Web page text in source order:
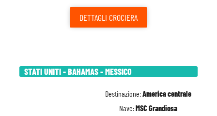
DETTAGLI CROCIERA
STATI UNITI - BAHAMAS - MESSICO
Destinazione:America centrale
Nave:MSC Grandiosa